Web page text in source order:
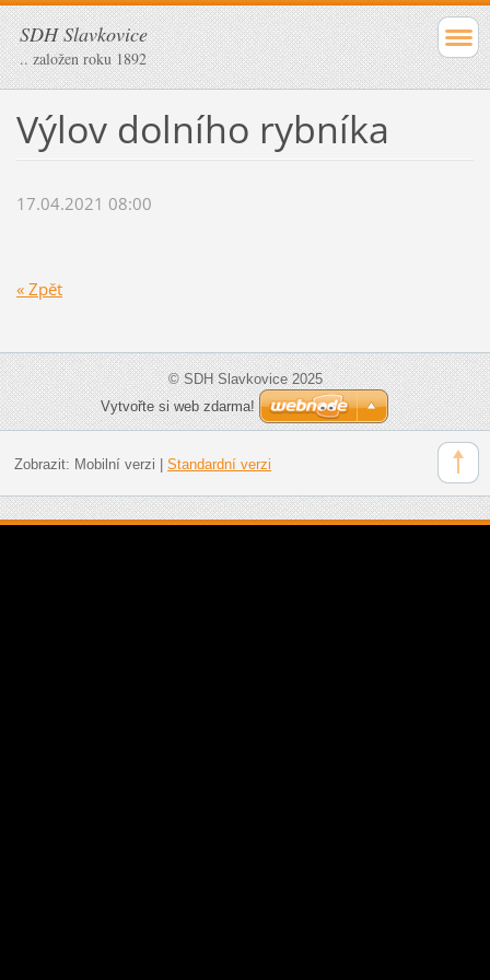
SDH Slavkovice
.. založen roku 1892
Výlov dolního rybníka
17.04.2021 08:00
« Zpět
© SDH Slavkovice 2025
Vytvořte si web zdarma!
Zobrazit: Mobilní verzi | Standardní verzi